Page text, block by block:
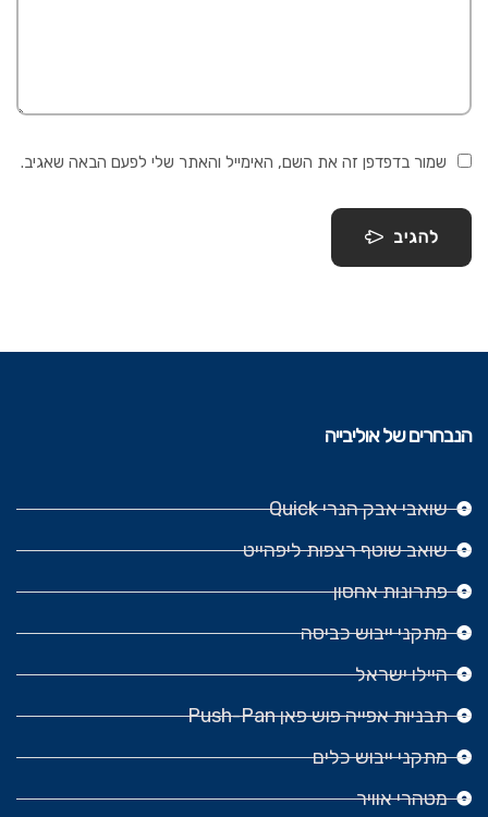
שמור בדפדפן זה את השם, האימייל והאתר שלי לפעם הבאה שאגיב.
להגיב
הנבחרים של אוליבייה
שואבי אבק הנרי Quick
שואב שוטף רצפות ליפהייט
פתרונות אחסון
מתקני ייבוש כביסה
היילו ישראל
תבניות אפייה פוש פאן Push-Pan
מתקני ייבוש כלים
מטהרי אוויר